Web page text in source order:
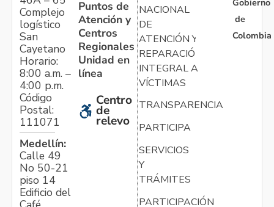
Complejo
logístico
San
Cayetano
Horario:
8:00 a.m. –
4:00 p.m.
Código
Postal:
111071
Medellín:
Calle 49
No 50-21
piso 14
Edificio del
Puntos de
Atención y
Centros
Regionales
Unidad en
línea
Centro
de
relevo
NACIONAL
DE
ATENCIÓN Y
REPARACIÓN
INTEGRAL A
VÍCTIMAS
TRANSPARENCIA
PARTICIPA
SERVICIOS
Y
TRÁMITES
PARTICIPACIÓN
de
Colombia